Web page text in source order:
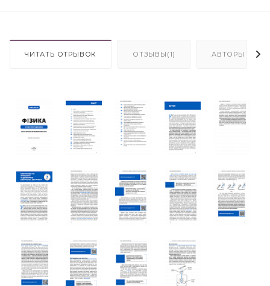
ЧИТАТЬ ОТРЫВОК ОТЗЫВЫ(1) АВТОРЫ